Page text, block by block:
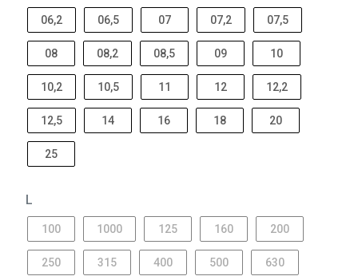
06,2 06,5 07 07,2 07,5
08 08,2 08,5 09 10
10,2 10,5 11 12 12,2
12,5 14 16 18 20
25
L
100 1000 125 160 200
250 315 400 500 630